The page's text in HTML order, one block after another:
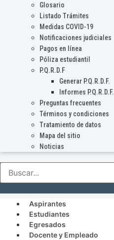
Glosario
Listado Trámites
Medidas COVID-19
Notificaciones judiciales
Pagos en línea
Póliza estudiantil
P.Q.R.D.F
Generar P.Q.R.D.F.
Informes P.Q.R.D.F.
Preguntas frecuentes
Términos y condiciones
Tratamiento de datos
Mapa del sitio
Noticias
Aspirantes
Estudiantes
Egresados
Docente y Empleado